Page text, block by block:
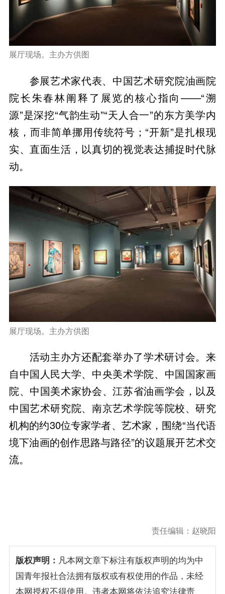
展厅现场。主办方供图
参展艺术家代表、中国艺术研究院油画院
院长朱春林阐释了展览的核心指向——“溯
源”是深挖“气韵生动”“天人合一”的东方美学内
核，而非简单挪用传统符号；“开新”是扎根现
实、直面生活，以真切的视觉表达捕捉时代脉
动。
展厅现场。主办方供图
活动主办方还配套举办了学术研讨会。来
自中国人民大学、中央美术学院、中国国家画
院、中国美术家协会、江苏省油画学会，以及
中国艺术研究院、南京艺术学院等院校、研究
机构的约30位专家学者、艺术家，围绕“当代语
境下油画的创作思路与路径”的议题展开艺术交
流。
责任编辑：赵晓阳
版权声明： 凡本网文章下标注有版权声明的均为中
国青年报社合法拥有版权或有权使用的作品，未经
本网授权不得使用。违者本网将依法追究法律责